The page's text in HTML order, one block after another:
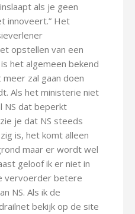
als je geen
innoveert.” Het
opstellen van een
het algemeen bekend
zal gaan doen
Als het ministerie niet
NS dat beperkt
je dat NS steeds
is, het komt alleen
maar er wordt wel
geloof ik er niet in
vervoerder betere
NS. Als ik de
bekijk op de site